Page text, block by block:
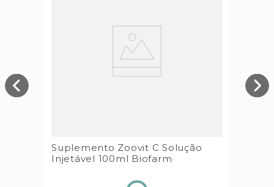
Suplemento Zoovit C Solução
Injetável 100ml Biofarm